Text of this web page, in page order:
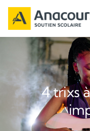
4 trixs